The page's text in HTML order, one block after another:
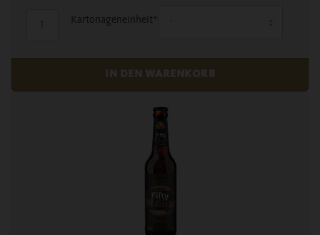
Kartonageneinheit *